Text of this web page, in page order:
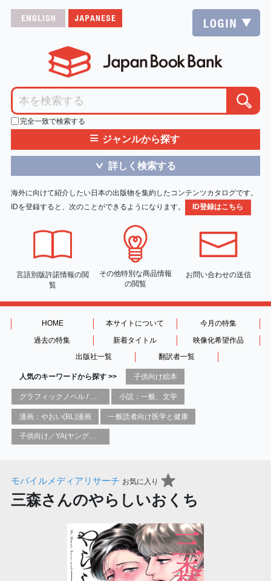
完全一致で検索する
≡ ジャンルから探す
＞ 詳しく検索する
海外に向けて紹介したい日本の出版物を集約したコンテンツカタログです。
IDを登録すると、次のことができるようになります。
ID登録はこちら
言語別版許諾情報の閲
覧
その他特別な商品情報
の閲覧
お問い合わせの送信
HOME 本サイトについて
今月の特集
過去の特集
新着タイトル
映像化希望作品
出版社一覧
翻訳者一覧
人気のキーワードから探す >> 子供向け絵本
小説：一般、文学
漫画：やおい(BL)漫画 一般読者向け医学と健康
子供向け／YA(ヤングアダルト)向け一般：芸術&芸術家
モバイルメディアリサーチ お気に入り
三森さんのやらしいおくち